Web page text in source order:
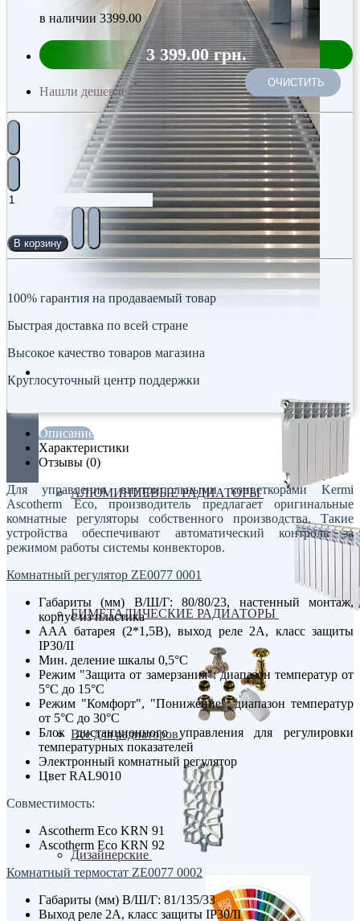
АЛЮМИНИЕВЫЕ РАДИАТОРЫ
БИМЕТАЛИЧЕСКИЕ РАДИАТОРЫ
Все для радиаторов
Дизайнерские
в наличии3399.00
3 399.00 грн.
Нашли дешевле?
ОЧИСТИТЬ
В корзину
100% гарантия на продаваемый товар
Быстрая доставка по всей стране
Высокое качество товаров магазина
Круглосуточный центр поддержки
Описание
Характеристики
Отзывы (0)
Для управления внутрипольными конветкорами Kermi
Ascotherm Eco, производитель предлагает оригинальные
комнатные регуляторы собственного производства. Такие
устройства обеспечивают автоматический контроль за
режимом работы системы конвекторов.
Комнатный регулятор ZE0077 0001
Габариты (мм) В/Ш/Г: 80/80/23, настенный монтаж,
корпус из пластика
ААА батарея (2*1,5В), выход реле 2А, класс защиты
IP30/II
Мин. деление шкалы 0,5°С
Режим "Защита от замерзания": диапазон температур от
5°С до 15°С
Режим "Комфорт", "Понижение": диапазон температур
от 5°С до 30°С
Блок дистанционного управления для регулировки
температурных показателей
Электронный комнатный регулятор
Цвет RAL9010
Совместимость:
Ascotherm Eco KRN 91
Ascotherm Eco KRN 92
Комнатный термостат ZE0077 0002
Габариты (мм) В/Ш/Г: 81/135/33
Выход реле 2А, класс защиты IP30/II